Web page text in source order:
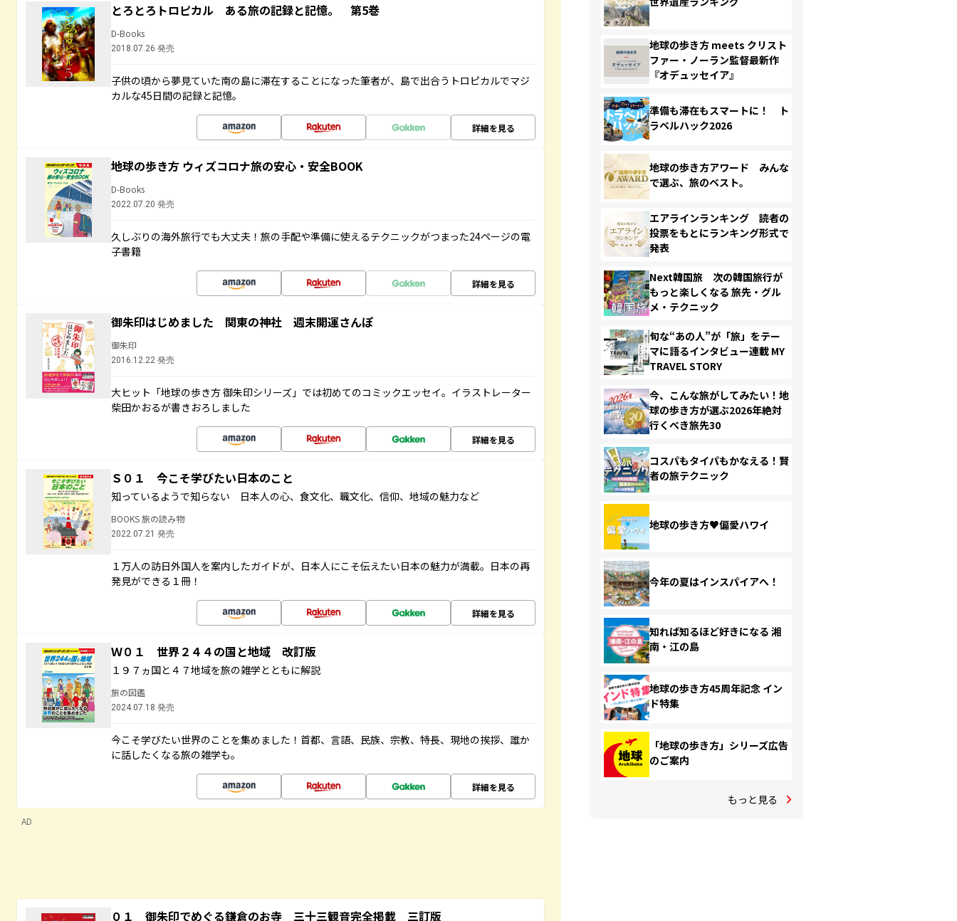
とろとろトロピカル ある旅の記録と記憶。 第5巻
D-Books
2018.07.26 発売
子供の頃から夢見ていた南の島に滞在することになった筆者が、島で出合うトロピカルでマジ
カルな45日間の記録と記憶。
詳細を見る
地球の歩き方 ウィズコロナ旅の安心・安全BOOK
D-Books
2022.07.20 発売
久しぶりの海外旅行でも大丈夫！旅の手配や準備に使えるテクニックがつまった24ページの電
子書籍
詳細を見る
御朱印はじめました 関東の神社 週末開運さんぽ
御朱印
2016.12.22 発売
大ヒット「地球の歩き方 御朱印シリーズ」では初めてのコミックエッセイ。イラストレーター
柴田かおるが書きおろしました
詳細を見る
Ｓ０１ 今こそ学びたい日本のこと
知っているようで知らない 日本人の心、食文化、職文化、信仰、地域の魅力など
BOOKS 旅の読み物
2022.07.21 発売
１万人の訪日外国人を案内したガイドが、日本人にこそ伝えたい日本の魅力が満載。日本の再
発見ができる１冊！
詳細を見る
Ｗ０１ 世界２４４の国と地域 改訂版
１９７ヵ国と４７地域を旅の雑学とともに解説
旅の図鑑
2024.07.18 発売
今こそ学びたい世界のことを集めました！首都、言語、民族、宗教、特長、現地の挨拶、誰か
に話したくなる旅の雑学も。
詳細を見る
AD
０１ 御朱印でめぐる鎌倉のお寺 三十三観音完全掲載 三訂版
地球の歩き方 meets クリスト
ファー・ノーラン監督最新作
『オデュッセイア』
準備も滞在もスマートに！ ト
ラベルハック2026
地球の歩き方アワード みんな
で選ぶ、旅のベスト。
エアラインランキング 読者の
投票をもとにランキング形式で
発表
Next韓国旅 次の韓国旅行が
もっと楽しくなる 旅先・グル
メ・テクニック
旬な“あの人”が「旅」をテー
マに語るインタビュー連載 MY
TRAVEL STORY
今、こんな旅がしてみたい！地
球の歩き方が選ぶ2026年絶対
行くべき旅先30
コスパもタイパもかなえる！賢
者の旅テクニック
地球の歩き方♥偏愛ハワイ
今年の夏はインスパイアへ！
知れば知るほど好きになる 湘
南・江の島
地球の歩き方45周年記念 イン
ド特集
「地球の歩き方」シリーズ広告
のご案内
もっと見る